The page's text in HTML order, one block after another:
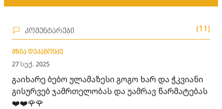
კომენტარები (11)
მზია დეკანოიძე
27 სექ. 2025
გაიხარე ბებო ულამაზესი გოგო ხარ და ჭკვიანი
გისურვებ ჯამრთელობას და უამრავ წარმატებას
❤️❤️🌹🌹